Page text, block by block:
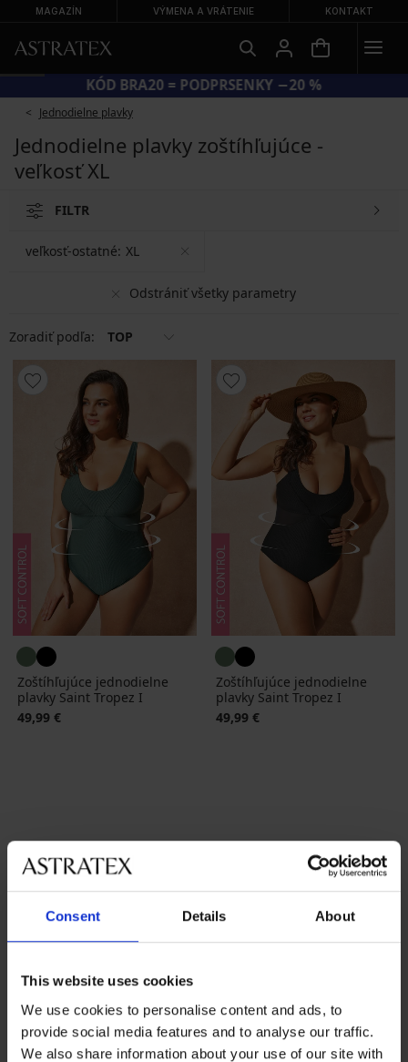
Consent Details About
This website uses cookies
We use cookies to personalise content and ads, to
provide social media features and to analyse our traffic.
We also share information about your use of our site with
MAGAZÍN VÝMENA A VRÁTENIE KONTAKT
KÓD BRA20 = PODPRSENKY −20 %
Jednodielne plavky
Jednodielne plavky zoštíhľujúce -
veľkosť XL
FILTR
Odstrániť všetky parametry
veľkosť-ostatné: XL
Zoradiť podľa: TOP
Zoštíhľujúce jednodielne
plavky Saint Tropez I
49,99 €
Zoštíhľujúce jednodielne
plavky Saint Tropez I
49,99 €
Astratex
Dorina Etna
viacfarebná
čierna modrá
Najčastejsie vyberané veľkosti
XXL
XL L 85/D